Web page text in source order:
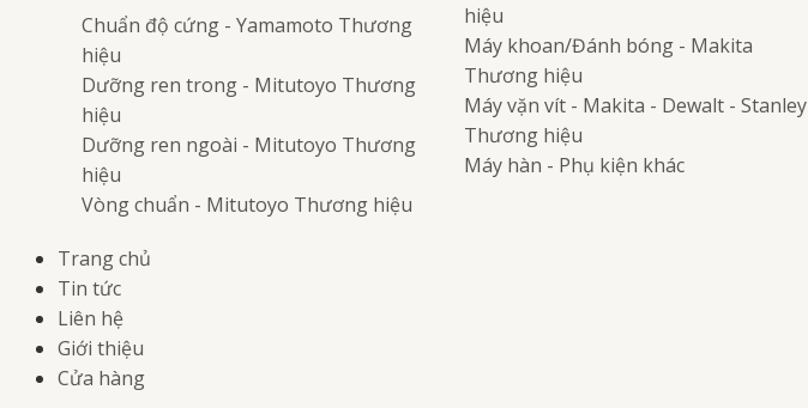
Chuẩn độ cứng - Yamamoto Thương
hiệu
Dưỡng ren trong - Mitutoyo Thương
hiệu
Dưỡng ren ngoài - Mitutoyo Thương
hiệu
Vòng chuẩn - Mitutoyo Thương hiệu
hiệu
Máy khoan/Đánh bóng - Makita
Thương hiệu
Máy vặn vít - Makita - Dewalt - Stanley
Thương hiệu
Máy hàn - Phụ kiện khác
Trang chủ
Tin tức
Liên hệ
Giới thiệu
Cửa hàng